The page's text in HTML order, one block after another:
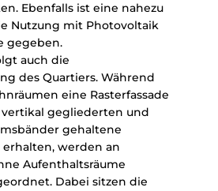
Ebenfalls ist eine nahezu
Nutzung mit Photovoltaik
gegeben.
auch die
des Quartiers. Während
eine Rasterfassade
gegliederten und
gehaltene
werden an
Aufenthaltsräume
Dabei sitzen die